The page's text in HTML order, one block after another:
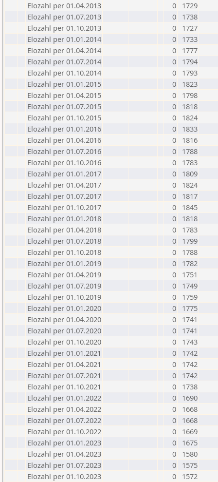
Elozahl per 01.04.2013
0
1729
Elozahl per 01.07.2013
0
1738
Elozahl per 01.10.2013
0
1727
Elozahl per 01.01.2014
0
1733
Elozahl per 01.04.2014
0
1777
Elozahl per 01.07.2014
0
1794
Elozahl per 01.10.2014
0
1793
Elozahl per 01.01.2015
0
1823
Elozahl per 01.04.2015
0
1798
Elozahl per 01.07.2015
0
1818
Elozahl per 01.10.2015
0
1824
Elozahl per 01.01.2016
0
1833
Elozahl per 01.04.2016
0
1816
Elozahl per 01.07.2016
0
1788
Elozahl per 01.10.2016
0
1783
Elozahl per 01.01.2017
0
1809
Elozahl per 01.04.2017
0
1824
Elozahl per 01.07.2017
0
1817
Elozahl per 01.10.2017
0
1845
Elozahl per 01.01.2018
0
1818
Elozahl per 01.04.2018
0
1783
Elozahl per 01.07.2018
0
1799
Elozahl per 01.10.2018
0
1788
Elozahl per 01.01.2019
0
1782
Elozahl per 01.04.2019
0
1751
Elozahl per 01.07.2019
0
1749
Elozahl per 01.10.2019
0
1759
Elozahl per 01.01.2020
0
1775
Elozahl per 01.04.2020
0
1741
Elozahl per 01.07.2020
0
1741
Elozahl per 01.10.2020
0
1743
Elozahl per 01.01.2021
0
1742
Elozahl per 01.04.2021
0
1742
Elozahl per 01.07.2021
0
1742
Elozahl per 01.10.2021
0
1738
Elozahl per 01.01.2022
0
1690
Elozahl per 01.04.2022
0
1668
Elozahl per 01.07.2022
0
1668
Elozahl per 01.10.2022
0
1669
Elozahl per 01.01.2023
0
1675
Elozahl per 01.04.2023
0
1580
Elozahl per 01.07.2023
0
1575
Elozahl per 01.10.2023
0
1572